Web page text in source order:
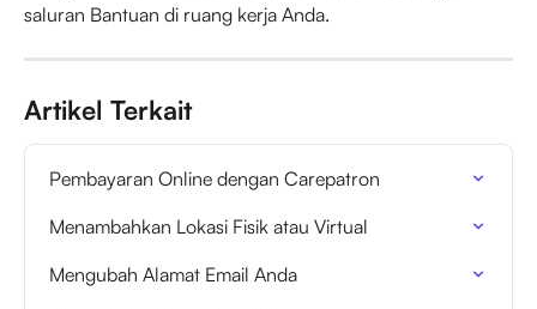
saluran Bantuan di ruang kerja Anda.
Artikel Terkait
Pembayaran Online dengan Carepatron
Menambahkan Lokasi Fisik atau Virtual
Mengubah Alamat Email Anda